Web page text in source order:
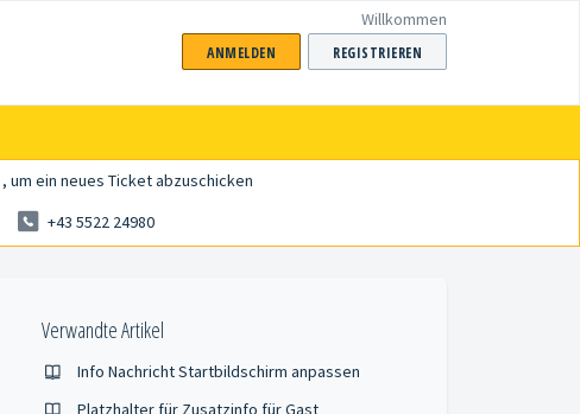
Willkommen
ANMELDEN REGISTRIEREN
, um ein neues Ticket abzuschicken
+43 5522 24980
Verwandte Artikel
Info Nachricht Startbildschirm anpassen
Platzhalter für Zusatzinfo für Gast